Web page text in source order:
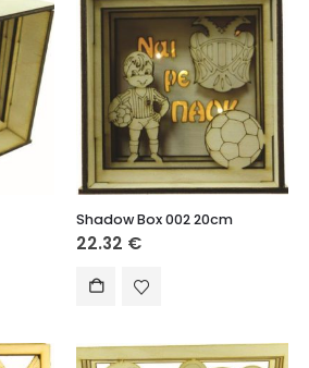
Shadow Box 002 20cm
22.32 €